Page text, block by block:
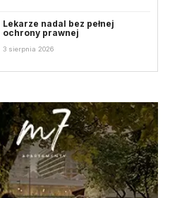
Lekarze nadal bez pełnej
ochrony prawnej
3 sierpnia 2026